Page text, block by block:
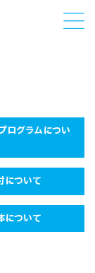
ログラムについ
について
について